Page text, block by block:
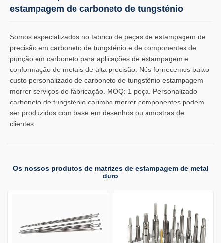
estampagem de carboneto de tungsténio
Somos especializados no fabrico de peças de estampagem de
precisão em carboneto de tungsténio e de componentes de
punção em carboneto para aplicações de estampagem e
conformação de metais de alta precisão. Nós fornecemos baixo
custo personalizado de carboneto de tungstênio estampagem
morrer serviços de fabricação. MOQ: 1 peça. Personalizado
carboneto de tungstênio carimbo morrer componentes podem
ser produzidos com base em desenhos ou amostras de
clientes.
Os nossos produtos de matrizes de estampagem de metal
duro